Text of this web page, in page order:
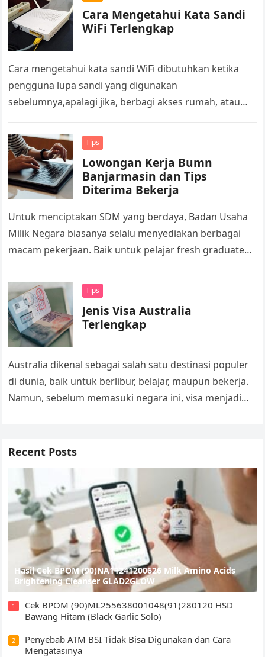
Cara Mengetahui Kata Sandi
WiFi Terlengkap
Cara mengetahui kata sandi WiFi dibutuhkan ketika
pengguna lupa sandi yang digunakan
sebelumnya,apalagi jika, berbagi akses rumah, atau
seperti itu biasanya…
Tips
Lowongan Kerja Bumn
Banjarmasin dan Tips
Diterima Bekerja
Untuk menciptakan SDM yang berdaya, Badan Usaha
Milik Negara biasanya selalu menyediakan berbagai
macam pekerjaan. Baik untuk pelajar fresh graduated
Wilayah…
Tips
Jenis Visa Australia
Terlengkap
Australia dikenal sebagai salah satu destinasi populer
di dunia, baik untuk berlibur, belajar, maupun bekerja.
Namun, sebelum memasuki negara ini, visa menjadi
Recent Posts
Hasil Cek BPOM (90)NA11241200626 Milk Amino Acids
Brightening Cleanser GLAD2GLOW
1
Cek BPOM (90)ML255638001048(91)280120 HSD
Bawang Hitam (Black Garlic Solo)
2
Penyebab ATM BSI Tidak Bisa Digunakan dan Cara
Mengatasinya